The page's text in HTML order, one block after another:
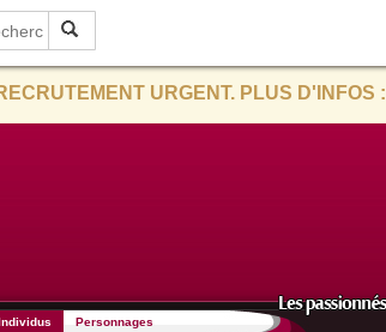
URGENT. PLUS D'INFOS :
Personnages